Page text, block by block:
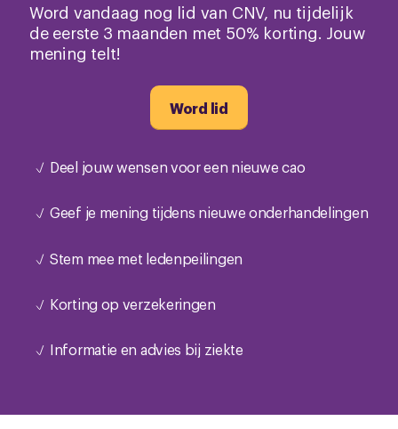
Word vandaag nog lid van CNV, nu tijdelijk
de eerste 3 maanden met 50% korting. Jouw
mening telt!
Word lid
Deel jouw wensen voor een nieuwe cao
Geef je mening tijdens nieuwe onderhandelingen
Stem mee met ledenpeilingen
Korting op verzekeringen
Informatie en advies bij ziekte